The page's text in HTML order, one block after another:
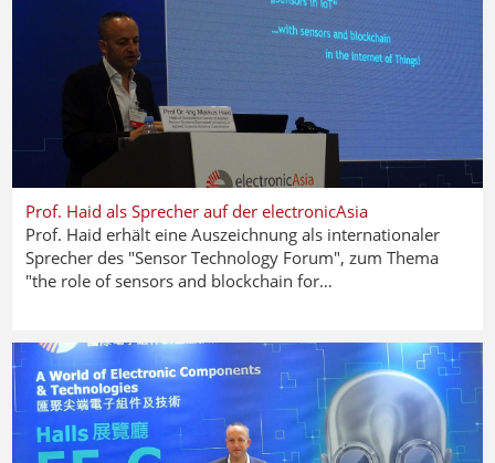
Prof. Haid als Sprecher auf der electronicAsia
Prof. Haid erhält eine Auszeichnung als internationaler
Sprecher des "Sensor Technology Forum", zum Thema
"the role of sensors and blockchain for…